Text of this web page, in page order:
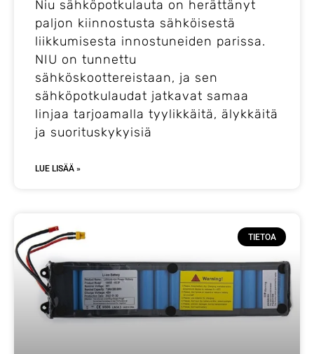
Niu sähköpotkulauta on herättänyt
paljon kiinnostusta sähköisestä
liikkumisesta innostuneiden parissa.
NIU on tunnettu
sähköskoottereistaan, ja sen
sähköpotkulaudat jatkavat samaa
linjaa tarjoamalla tyylikkäitä, älykkäitä
ja suorituskykyisiä
LUE LISÄÄ »
TIETOA